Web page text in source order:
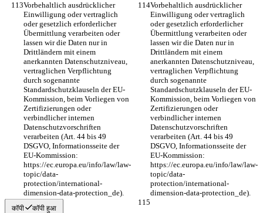
Vorbehaltlich ausdrücklicher
Einwilligung oder vertraglich
oder gesetzlich erforderlicher
Übermittlung verarbeiten oder
lassen wir die Daten nur in
Drittländern mit einem
anerkannten Datenschutzniveau,
vertraglichen Verpflichtung
durch sogenannte
Standardschutzklauseln der EU-
Kommission, beim Vorliegen von
Zertifizierungen oder
verbindlicher internen
Datenschutzvorschriften
verarbeiten (Art. 44 bis 49
DSGVO, Informationsseite der
EU-Kommission:
https://ec.europa.eu/info/law/law-
topic/data-
protection/international-
dimension-data-protection_de).
Vorbehaltlich ausdrücklicher
Einwilligung oder vertraglich
oder gesetzlich erforderlicher
Übermittlung verarbeiten oder
lassen wir die Daten nur in
Drittländern mit einem
anerkannten Datenschutzniveau,
vertraglichen Verpflichtung
durch sogenannte
Standardschutzklauseln der EU-
Kommission, beim Vorliegen von
Zertifizierungen oder
verbindlicher internen
Datenschutzvorschriften
verarbeiten (Art. 44 bis 49
DSGVO, Informationsseite der
EU-Kommission:
https://ec.europa.eu/info/law/law-
topic/data-
protection/international-
dimension-data-protection_de).
कॉपी कॉपी हुआ